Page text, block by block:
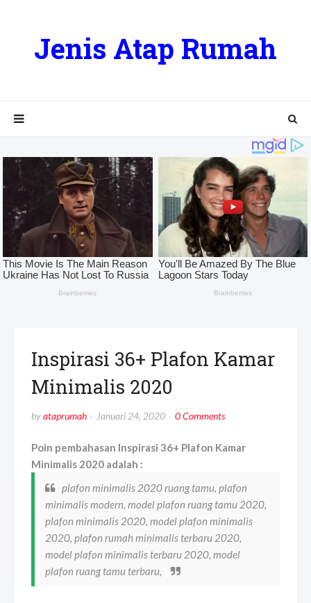
Jenis Atap Rumah
Inspirasi 36+ Plafon Kamar
Minimalis 2020
byataprumah Januari 24, 2020 0 Comments
Poin pembahasan Inspirasi 36+ Plafon Kamar
Minimalis 2020 adalah :
plafon minimalis 2020 ruang tamu, plafon
minimalis modern, model plafon ruang tamu 2020,
plafon minimalis 2020, model plafon minimalis
2020, plafon rumah minimalis terbaru 2020,
model plafon minimalis terbaru 2020, model
plafon ruang tamu terbaru,